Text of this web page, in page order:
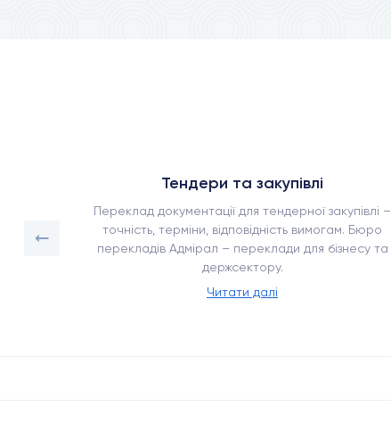
Тендери та закупівлі
Переклад документації для тендерної закупівлі –
точність, терміни, відповідність вимогам. Бюро
перекладів Адмірал – переклади для бізнесу та
держсектору.
Читати далі